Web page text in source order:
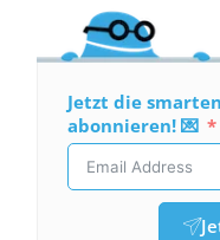
Jetzt die
abonnieren! 💌